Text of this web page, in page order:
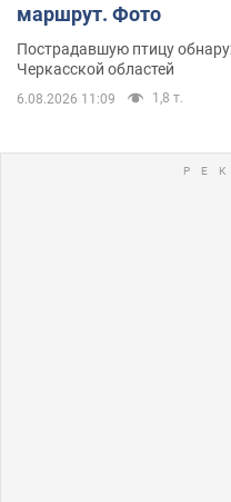
маршрут. Фото
Пострадавшую птицу
Черкасской областей
6.08.2026 11:09 1,8 т.